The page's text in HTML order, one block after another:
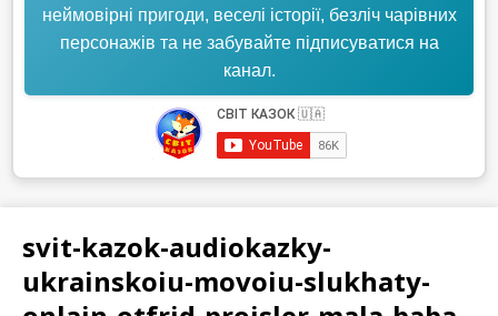
неймовірні пригоди, веселі історії, безліч чарівних
персонажів та не забувайте підписуватися на
канал.
svit-kazok-audiokazky-
ukrainskoiu-movoiu-slukhaty-